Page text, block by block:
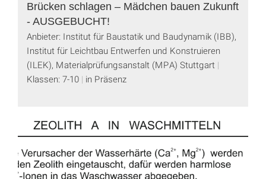
Brücken schlagen – Mädchen bauen Zukunft
- AUSGEBUCHT!
Anbieter: Institut für Baustatik und Baudynamik (IBB),
Institut für Leichtbau Entwerfen und Konstruieren
(ILEK), Materialprüfungsanstalt (MPA) Stuttgart
Klassen: 7-10 in Präsenz